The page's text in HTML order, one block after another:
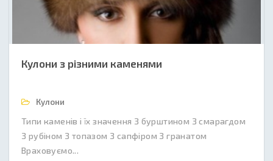
Кулони з різними каменями
Кулони
Типи каменів і їх значення З бурштином З смарагдом
З рубіном З топазом З сапфіром З гранатом
Враховуємо...